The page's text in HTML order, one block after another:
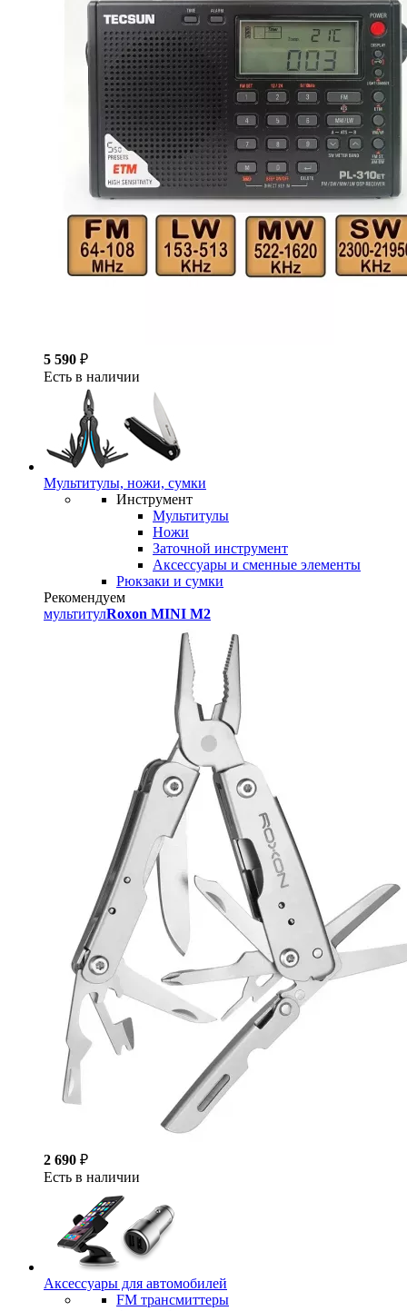
5 590 ₽
Есть в наличии
Мультитулы, ножи, сумки
Инструмент
Мультитулы
Ножи
Заточной инструмент
Аксессуары и сменные элементы
Рюкзаки и сумки
Рекомендуем
мультитулRoxon MINI M2
2 690 ₽
Есть в наличии
Аксессуары для автомобилей
FM трансмиттеры